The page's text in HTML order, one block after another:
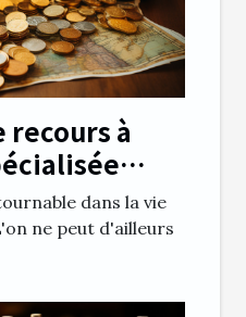
à
de
dans la vie
ne peut d'ailleurs